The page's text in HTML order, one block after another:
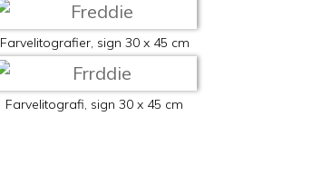
Farvelitografier, sign 30 x 45 cm
Farvelitografi, sign 30 x 45 cm